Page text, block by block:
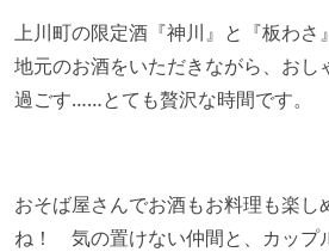
上川町の限定酒『神川』と『板わさ
地元のお酒をいただきながら、おし
過ごす……とても贅沢な時間です。
おそば屋さんでお酒もお料理も楽し
ね！ 気の置けない仲間と、カップ